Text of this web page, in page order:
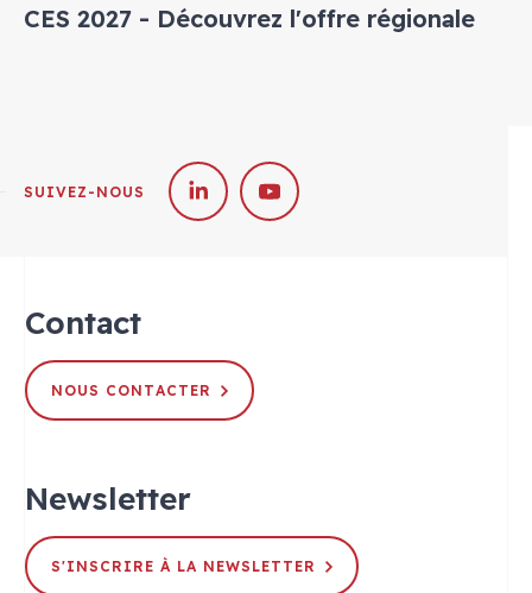
CES 2027 - Découvrez l'offre régionale
SUIVEZ-NOUS
Contact
NOUS CONTACTER
Newsletter
S'INSCRIRE À LA NEWSLETTER